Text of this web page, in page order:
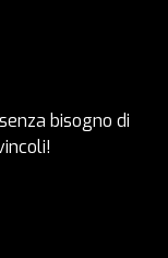
bisogno di